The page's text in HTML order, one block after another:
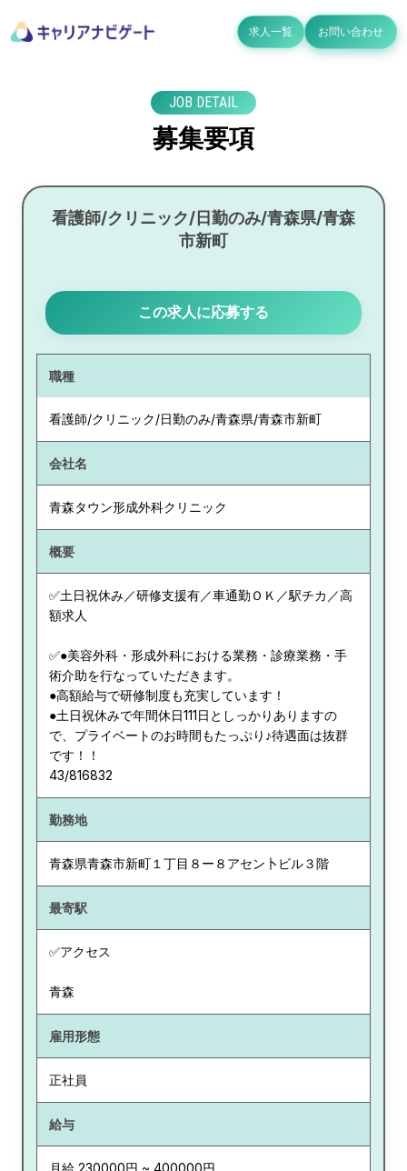
求人一覧 お問い合わせ
JOB DETAIL
募集要項
看護師/クリニック/日勤のみ/青森県/青森
市新町
この求人に応募する
職種
看護師/クリニック/日勤のみ/青森県/青森市新町
会社名
青森タウン形成外科クリニック
概要
✅土日祝休み／研修支援有／車通勤ＯＫ／駅チカ／高
額求人
✅●美容外科・形成外科における業務・診療業務・手
術介助を行なっていただきます。
●高額給与で研修制度も充実しています！
●土日祝休みで年間休日111日としっかりありますの
で、プライベートのお時間もたっぷり♪待遇面は抜群
です！！
43/816832
勤務地
青森県青森市新町１丁目８ー８アセン卜ビル３階
最寄駅
✅アクセス
青森
雇用形態
正社員
給与